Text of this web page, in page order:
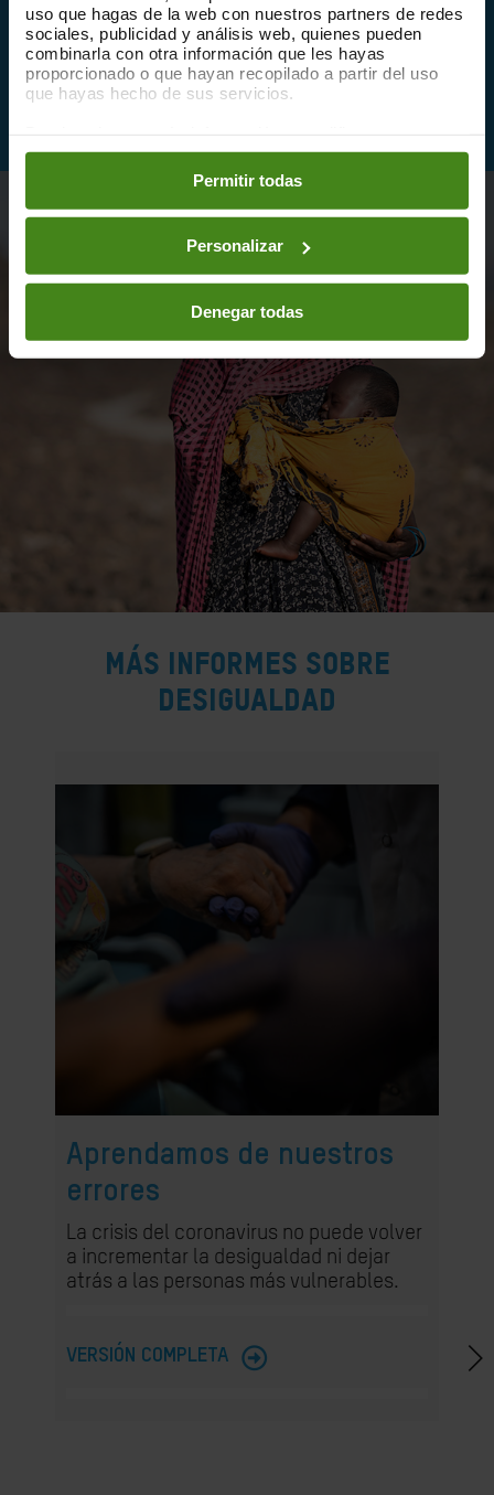
uso que hagas de la web con nuestros partners de redes
sociales, publicidad y análisis web, quienes pueden
combinarla con otra información que les hayas
proporcionado o que hayan recopilado a partir del uso
que hayas hecho de sus servicios.
preferencias accediendo a nuestraPolítica de Cookieso
en los botones facilitados a continuación:
Permitir todas
Personalizar
Denegar todas
para acabar con el inaceptable aumento de
las desigualdades por la pandemia.
MÁS INFORMES SOBRE
DESIGUALDAD
Aprendamos de nuestros
errores
La crisis del coronavirus no puede volver
a incrementar la desigualdad ni dejar
atrás a las personas más vulnerables.
VERSIÓN COMPLETA